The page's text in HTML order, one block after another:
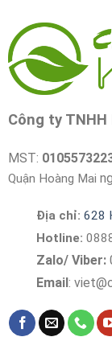
Công ty TNHH
MST:
Quận Hoàng Mai
Địa chỉ: 628
Hotline:
Zalo/ Viber:
Email: